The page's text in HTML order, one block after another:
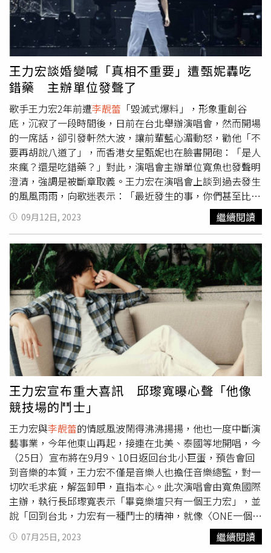
王力宏談婚變喊「真相不重要」遭甄妮轟吃
錯藥 主辦單位發聲了
歌手王力宏2年前遭李靚蕾 「毀滅式爆料」，形象重創谷
底，沉寂了一段時間後，日前在台北舉辦演唱會，然而開場
的一席話，卻引發軒然大波，讓前輩藍心湄動怒，勸他「不
要再胡說八道了」，而香港女星甄妮也在臉書開砲：「是人
來瘋？還是吃錯藥？」對此，演唱會主辦單位寬魚也發聲明
澄清，強調是被斷章取義。王力宏在演唱會上談到過去發生
的風風雨雨，向歌迷表示：「最近發生的事，你們甚至比我
知道得更多，我做過什麼，我自己也是看新聞才知道。其實
真話也沒那麼juicy，好啦好啦，我知道啦，真相不重要，流
量最重要對不對？」這番話讓藍心湄怒轟：「不要再胡說八
道，因為你也不知道自己在講什麼」，更放話：「再說一些
有的沒的，我就跳上台去打他」。藍心湄要王力宏不要再胡
說八道。（圖／翻攝自藍心湄臉書）不只藍心湄，甄妮得知
後也直接在臉書開嗆：「是人來瘋？還是吃錯藥？」她發現
「台上大放厥詞，台下大聲叫好」的場景，更不滿當天到場
朝聖的藝人，「觀眾席裡一片『燦星』各各有頭有臉有名
號，如此狂語，大家還爭相呼應，那我們這些日日為『追求
真相』而奔波的人，到底是什麼玩意？」接著痛批王力宏：
「這些話還是出自高學歷的嘴裡，真是不知所謂」。甄妮也
看不下去開罵。（圖／翻攝自甄妮臉書）針對這番風波，寬
魚國際解釋，王力宏其實是自嘲自己，當事人甚至不知道自
己有發生過被傳的事，他所說的「好啦好啦，我知道啦」，
語氣中充滿無奈，是以疑問的口吻，感慨婚變當時突然爆出
種種流言蜚語，無憑無據卻傳得沸沸揚揚，好像流言就是真
相。而王力宏後來檢討自己第1天的話可能會被誤解，第2天
演出也澄清：「流量不等於真相」，並不是代表「流量最重
要，真相不重要」。
09月12日, 2023 繼續閱讀
王力宏宣布重大喜訊 邱瓈寬曝心聲「他像
競技場的鬥士」
王力宏與李靚蕾的情感風波鬧得沸沸揚揚，他也一度中斷演
藝事業，今年他東山再起，接連在北美、泰國等地開唱，今
（25日）宣布將在9月9、10日返回台北小巨蛋，預告會回
到音樂的本質，王力宏不僅是音樂人也擔任音樂總監，對一
切吹毛求疵，解盔卸甲，直指本心。此次演唱會由寬魚國際
主辦，執行長邱瓈寬表示「畢竟樂壇只有一個王力宏」，並
說「回到台北，力宏有一種鬥士的精神，就像〈ONE一個〉
歌詞說的『哪怕一生是無盡的戰役，哪怕一雙手空空只抓住
自己』，他不是那個所向無敵的超級英雄，他不過就是血肉
07月25日, 2023 繼續閱讀